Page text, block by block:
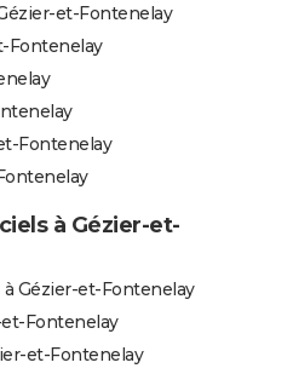
et-Fontenelay
Fontenelay
Fontenelay
à Gézier-et-
Gézier-et-Fontenelay
Fontenelay
et-Fontenelay